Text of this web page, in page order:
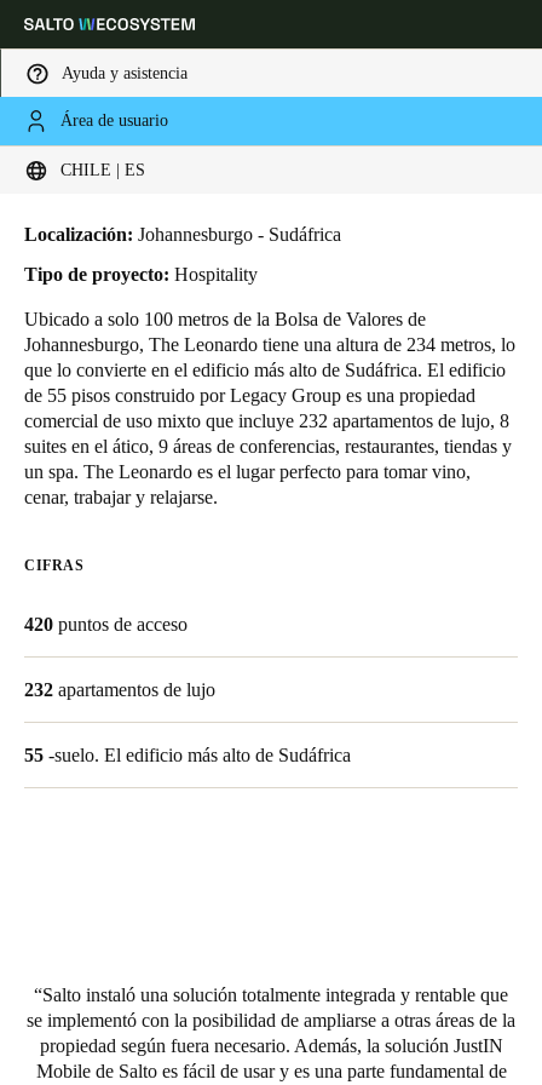
Ayuda y asistencia
Área de usuario
CHILE | ES
Elija su ubicación y configuración de idioma
Global North America
Mexico
Español
Colombia
Español
Chile
Guardar la nueva selección como predeterminada
HOME INDUSTRIAS
THE LEONARDO
The Leonardo
Localización: Johannesburgo - Sudáfrica
Tipo de proyecto: Hospitality
Ubicado a solo 100 metros de la Bolsa de Valores de
Johannesburgo, The Leonardo tiene una altura de 234 metros, lo
que lo convierte en el edificio más alto de Sudáfrica. El edificio
de 55 pisos construido por Legacy Group es una propiedad
comercial de uso mixto que incluye 232 apartamentos de lujo, 8
suites en el ático, 9 áreas de conferencias, restaurantes, tiendas y
un spa. The Leonardo es el lugar perfecto para tomar vino,
cenar, trabajar y relajarse.
CIFRAS
420 puntos de acceso
232 apartamentos de lujo
55 -suelo. El edificio más alto de Sudáfrica
Salto instaló una solución totalmente integrada y rentable que
se implementó con la posibilidad de ampliarse a otras áreas de la
propiedad según fuera necesario. Además, la solución JustIN
Mobile de Salto es fácil de usar y es una parte fundamental de